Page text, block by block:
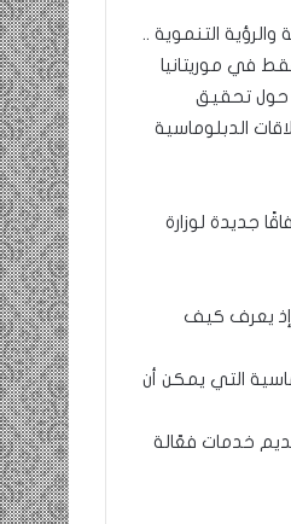
التنموية ..
في موريتانيا
حول تحقيق
الدبلوماسية
جديدة لوزارة
إذ يعرف كيف
التي يمكن أن
خدمات فعّالة